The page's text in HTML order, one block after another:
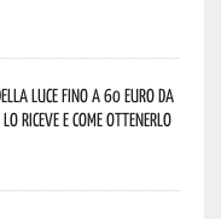
luce fino a 60 euro da
riceve e come ottenerlo